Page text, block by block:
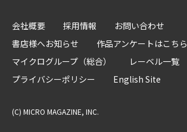
会社概要 採用情報
お問い合わせ
書店様へお知らせ
作品アンケートはこちら
マイクログループ（総合）
レーベル一覧
プライバシーポリシー
English Site
(C) MICRO MAGAZINE, INC.